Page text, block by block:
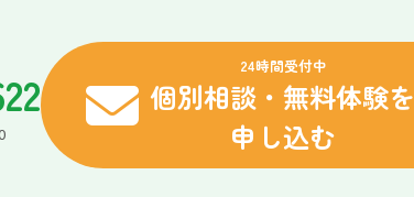
個別相談・無料体験を
申し込む
24時間受付中